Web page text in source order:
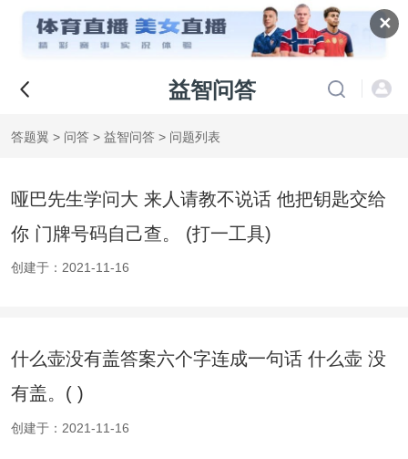
✕
益智问答
答题翼 > 问答> 益智问答> 问题列表
哑巴先生学问大 来人请教不说话 他把钥匙交给
你 门牌号码自己查。 (打一工具)
创建于：2021-11-16
什么壶没有盖答案六个字连成一句话 什么壶 没
有盖。( )
创建于：2021-11-16